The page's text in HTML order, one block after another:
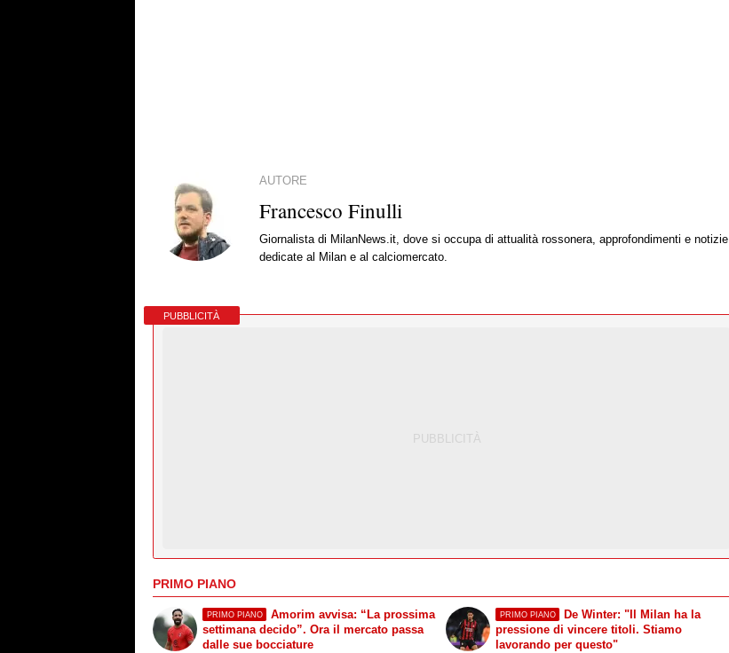
AUTORE
Francesco Finulli
Giornalista di MilanNews.it, dove si occupa di attualità rossonera, approfondimenti e notizie
dedicate al Milan e al calciomercato.
PUBBLICITÀ
PRIMO PIANO
PRIMO PIANO
Amorim avvisa: “La prossima
settimana decido”. Ora il mercato passa
dalle sue bocciature
PRIMO PIANO
De Winter: "Il Milan ha la
pressione di vincere titoli. Stiamo
lavorando per questo"